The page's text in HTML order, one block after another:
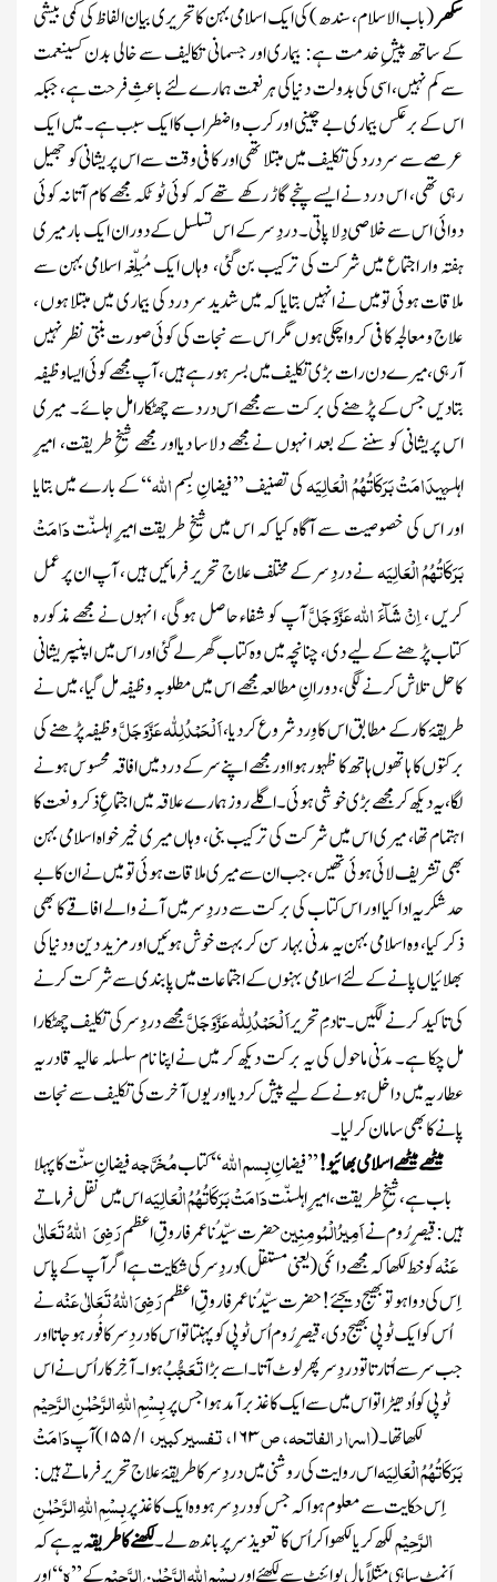
سکھر(باب الاسلام، سندھ )کی ایک اسلامی بہن کا تحریری بیان الفاظ کی کمی بیشی
کے ساتھ پیشِ خدمت ہے: بیماری اور جسمانی تکالیف سے خالی بدن کسینعمت
سے کم نہیں ، اسی کی بدولت دنیا کی ہر نعمت ہمارے لئے باعثِ فرحت ہے، جبکہ
اس کے برعکس بیماری بے چینی اور کرب واضطراب کاایک سبب ہے۔ میں ایک
عرصے سے سر درد کی تکلیف میں مبتلا تھی اور کافی وقت سے اس پریشانی کو جھیل
رہی تھی، اس درد نے ایسے پنجے گاڑ رکھے تھے کہ کوئی ٹوٹکہ مجھے کام آتا نہ کوئی
دوائی اس سے خلاصی دِلا پاتی۔ دردِ سر کے اس تسلسل کے دوران ایک بار میری
ہفتہ وار اجتماع میں شرکت کی ترکیب بن گئی، وہاں ایک مُبلِّغہ اسلامی بہن سے
ملاقات ہوئی تومیں نے انہیں بتایا کہ میں شدید سر درد کی بیماری میں مبتلا ہوں ،
علاج ومعالجہ کافی کرواچکی ہوں مگر اس سے نجات کی کوئی صورت بنتی نظر نہیں
آرہی، میرے دن رات بڑی تکلیف میں بسر ہورہے ہیں ، آپ مجھے کوئی ایسا وظیفہ
بتادیں جس کے پڑھنے کی برکت سے مجھے اس درد سے چھٹکارا مل جائے۔میری
اس پریشانی کو سننے کے بعد انہوں نے مجھے دلاسا دیااور مجھے شیخِ طریقت، امیرِ
اہلسنّتدَامَتْ بَرَکَاتُہُمُ الْعَالِیَہکی تصنیف ’’فیضانِ بِسماﷲ‘‘ کے بارے میں بتایا
اور اس کی خصوصیت سے آگاہ کیا کہ اس میں شیخِ طریقت امیرِ اہلسنّتدَامَتْ
بَرَکَاتُہُمُ الْعَالِیَہنے دردِ سر کے مختلف علاج تحریر فرمائیں ہیں ، آپ ان پر عمل
کریں ،اِنْ شَآءَ اللہعَزَّوَجَلَّآپ کو شفاء حاصل ہوگی، انہوں نے مجھے مذکورہ
کتاب پڑھنے کے لیے دی، چنانچہ میں وہ کتاب گھر لے گئی اور اس میں اپنیپریشانی
کاحل تلاش کرنے لگی، دورانِ مطالعہ مجھے اس میں مطلوبہ وظیفہ مل گیا، میں نے
طریقۂ کار کے مطابق اس کا وِرد شروع کردیا،اَ لْحَمْدُلِلّٰہعَزَّوَجَلَّوظیفہ پڑھنے کی
برکتوں کا ہاتھوں ہاتھ کا ظہور ہوا اور مجھے اپنے سر کے درد میں افاقہ محسوس ہونے
لگا، یہ دیکھ کر مجھے بڑی خوشی ہوئی۔ اگلے روز ہمارے علاقہ میں اجتماعِ ذکر و نعت کا
اہتمام تھا، میری اس میں شرکت کی ترکیب بنی، وہاں میری خیرخواہ اسلامی بہن
بھی تشریف لائی ہوئی تھیں ، جب ان سے میری ملاقات ہوئی تو میں نے ان کا بے
حد شکریہ ادا کیا اور اس کتاب کی برکت سے دردِ سر میں آنے والے افاقے کا بھی
ذکر کیا، وہ اسلامی بہن یہ مدنی بہار سن کر بہت خوش ہوئیں اور مزید دین و دنیا کی
بھلائیاں پانے کے لئے اسلامی بہنوں کے اجتماعات میں پابندی سے شرکت کرنے
کی تاکید کرنے لگیں ۔ تادمِ تحریراَ لْحَمْدُلِلّٰہعَزَّوَجَلَّمجھے دردِ سر کی تکلیف چھٹکارا
مل چکا ہے۔ مدَنی ماحول کی یہ برکت دیکھ کر میں نے اپنا نام سلسلہ عالیہ قادریہ
عطاریہ میں داخل ہونے کے لیے پیش کردیا اور یوں آخرت کی تکلیف سے نجات
پانے کا بھی سامان کرلیا۔
میٹھے میٹھے اسلامی بھائیو!’’فیضانِبِسم اﷲ‘‘کتابمُخَرَّجہفیضانِ سنّت کا پہلا
باب ہے، شیخِ طریقت، امیرِ اہلسنّتدَامَتْ بَرَکَاتُہُمُ الْعَالِیَہاس میں نقل فرماتے
ہیں : قیصرِرُوم نےاَمِیرُالْمُو مِنِینحضرت سیِّدُنا عمر فاروقِ اعظمرَضِیَاللہُ تَعَالٰی
عَنْہکو خط لکھاکہ مجھے دائمی(یعنی مستقل)دردِ سرکی شکایت ہے اگرآپ کے پاس
اِس کی دوا ہو تو بھیج دیجئے! حضرت سیِّدُنا عمر فاروقِ اعظمرَضِیَ اللہُ تَعَالٰی عَنْہنے
اُس کوایک ٹوپی بھیج دی، قیصرِ رُوم اُس ٹوپی کوپہنتا تو اس کا درد ِسر کافُور ہو جاتا اور
جب سرسے اُتارتا تودردِ سر پھر لوٹ آتا۔ اسے بڑاتَعَجُّبُہوا ۔ آخِرکار اُس نے اس
ٹوپی کواُدھیڑا تو اس میں سے ایک کاغذ بر آمد ہوا جس پربِسْمِ اللہِ الرَّحْمٰنِ الرَّحِیْم
لکھاتھا۔(اسرار الفاتحہ، ص۱۶۳، تفسیر کبیر،۱ / ۱۵۵)آپدَامَتْ
بَرَکَاتُہُمُ الْعَالِیَہاس روایت کی روشنی میں دردِ سر کا طریقۂ علاج تحریر فرماتے ہیں :
اِس حکایت سے معلوم ہوا کہ جس کو دردِ سر ہو وہ ایک کاغذ پربِسْمِ اللہِ الرَّحْمٰنِ
الرَّحِیْملکھ کر یا لکھوا کر اُس کا تعویذسر پر باندھ لے۔لکھنے کا طریقہیہ ہے کہ
بِسْمِ اللہِ الرَّحْمٰنِ الرَّحِیْم ہ